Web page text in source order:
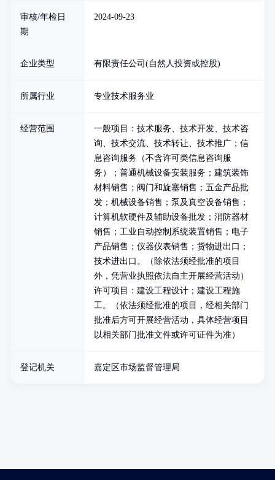
审核/年检日
期
2024-09-23
企业类型 有限责任公司(自然人投资或控股)
所属行业 专业技术服务业
经营范围
一般项目：技术服务、技术开发、技术咨
询、技术交流、技术转让、技术推广；信
息咨询服务（不含许可类信息咨询服
务）；普通机械设备安装服务；建筑装饰
材料销售；阀门和旋塞销售；五金产品批
发；机械设备销售；泵及真空设备销售；
计算机软硬件及辅助设备批发；消防器材
销售；工业自动控制系统装置销售；电子
产品销售；仪器仪表销售；货物进出口；
技术进出口。（除依法须经批准的项目
外，凭营业执照依法自主开展经营活动）
许可项目：建设工程设计；建设工程施
工。（依法须经批准的项目，经相关部门
批准后方可开展经营活动，具体经营项目
以相关部门批准文件或许可证件为准）
登记机关 嘉定区市场监督管理局